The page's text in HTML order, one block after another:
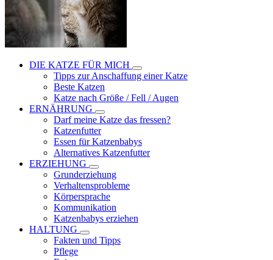
DIE KATZE FÜR MICH
Tipps zur Anschaffung einer Katze
Beste Katzen
Katze nach Größe / Fell / Augen
ERNÄHRUNG
Darf meine Katze das fressen?
Katzenfutter
Essen für Katzenbabys
Alternatives Katzenfutter
ERZIEHUNG
Grunderziehung
Verhaltensprobleme
Körpersprache
Kommunikation
Katzenbabys erziehen
HALTUNG
Fakten und Tipps
Pflege